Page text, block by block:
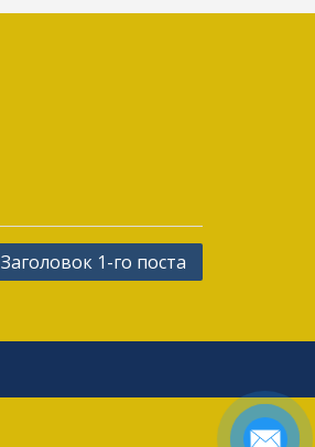
Заголовок 1-го поста